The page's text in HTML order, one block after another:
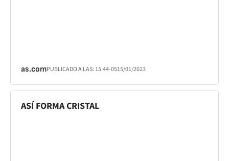
as.comPUBLICADO A LAS: 15:44-0515/01/2023
ASÍ FORMA CRISTAL